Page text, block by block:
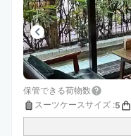
保管できる荷物数
スーツケースサイズ :5